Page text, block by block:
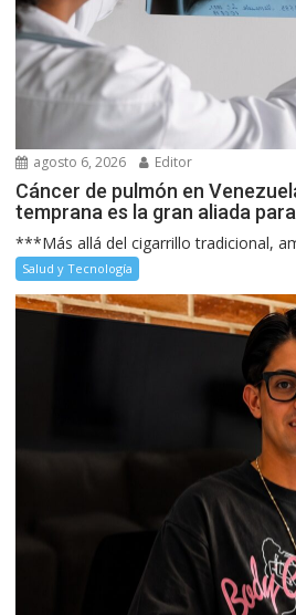
agosto 6, 2026 Editor
Cáncer de pulmón en
temprana es la gran aliada
***Más allá del cigarrillo tradicional,
Salud y Tecnología